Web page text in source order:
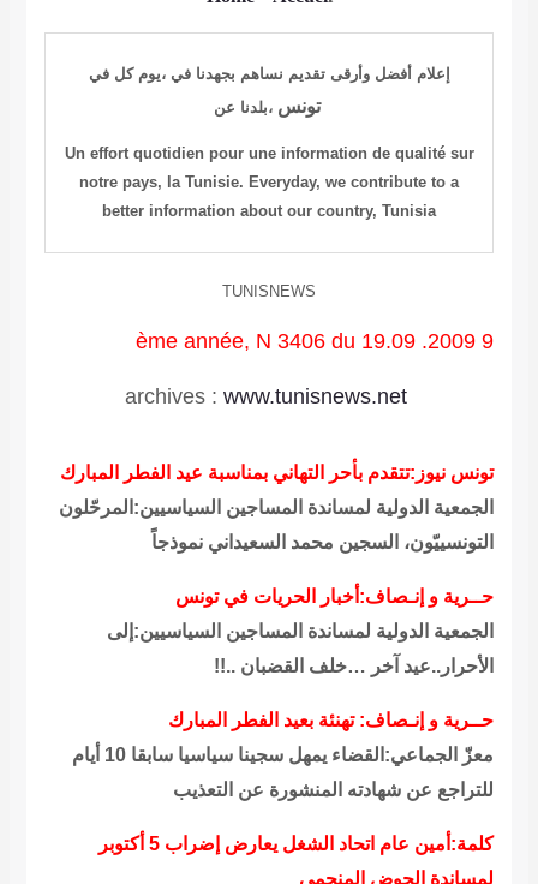
في كل يوم، نساهم بجهدنا في تقديم إعلام أفضل وأرقى
عن
بلدنا، تونس
Un effort quotidien pour une information de qualité sur
notre pays, la Tunisie. Everyday, we contribute to a
better information about our country, Tunisia
TUNISNEWS
9 ème année, N 3406 du 19.09 .2009
archives : www.tunisnews.net
تونس نيوز:تتقدم بأحر التهاني بمناسبة عيد الفطر المبارك
الجمعية الدولية لمساندة المساجين السياسيين:المرحّلون
التونسييّون، السجين محمد السعيداني نموذجاً
حــرية و إنـصاف:أخبار الحريات في تونس
الجمعية الدولية لمساندة المساجين السياسيين:إلى
الأحرار..عيد آخر …خلف القضبان ..!!
حــرية و إنـصاف: تهنئة بعيد الفطر المبارك
معزّ الجماعي:القضاء يمهل سجينا سياسيا سابقا 10 أيام
للتراجع عن شهادته المنشورة عن التعذيب
كلمة:أمين عام اتحاد الشغل يعارض إضراب 5 أكتوبر
لمساندة الحوض المنجمي